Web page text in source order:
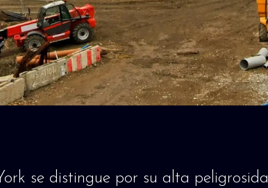
se distingue por su alta